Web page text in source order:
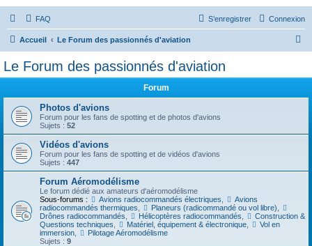
FAQ Connexion
S’enregistrer
Accueil Le Forum des passionnés d'aviation
e
Le Forum des passionnés d'aviation
Forum
Photos d'avions
Forum pour les fans de spotting et de photos d'avions
Sujets : 52
Vidéos d'avions
Forum pour les fans de spotting et de vidéos d'avions
Sujets : 447
Forum Aéromodélisme
Le forum dédié aux amateurs d'aéromodélisme
Sous-forums :
Avions radiocommandés électriques
Avions
radiocommandés thermiques
Planeurs (radicommandé ou vol libre)
Drônes radiocommandés
Hélicoptères radiocommandés
Construction &
Questions techniques
Matériel, équipement & électronique,
Vol en
immersion
Pilotage Aéromodélisme
Sujets : 9